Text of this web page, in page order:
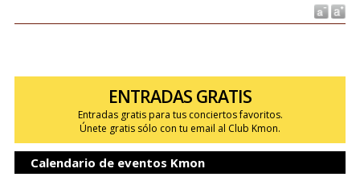
ENTRADAS GRATIS
Entradas gratis para tus conciertos favoritos.
Únete gratis sólo con tu email al Club Kmon.
Calendario de eventos Kmon